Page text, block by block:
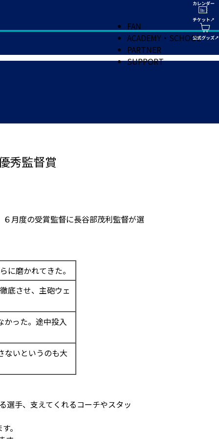
FAN
ACADEMY・SCHOOL
PARTNER
SUPPORT
秀監督賞
月度の受賞監督に長谷部茂利監督が選
に磨かれてきた。
底させ、主砲ウェ
かった。途中投入
ないというのも大
選手、支えてくれるコーチやスタッ
。